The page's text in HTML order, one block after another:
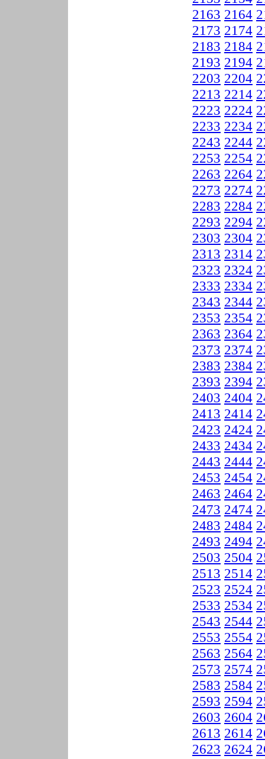
2163 2164
2173 2174
2183 2184
2193 2194
2203 2204
2213 2214
2223 2224
2233 2234
2243 2244
2253 2254
2263 2264
2273 2274
2283 2284
2293 2294
2303 2304
2313 2314
2323 2324
2333 2334
2343 2344
2353 2354
2363 2364
2373 2374
2383 2384
2393 2394
2403 2404
2413 2414
2423 2424
2433 2434
2443 2444
2453 2454
2463 2464
2473 2474
2483 2484
2493 2494
2503 2504
2513 2514
2523 2524
2533 2534
2543 2544
2553 2554
2563 2564
2573 2574
2583 2584
2593 2594
2603 2604
2613 2614
2623 2624